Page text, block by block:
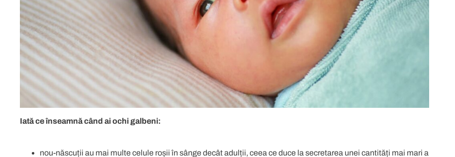
Iată ce înseamnă când ai ochi galbeni:
nou-născuții au mai multe celule roșii în sânge decât adulții, ceea ce duce la secretarea unei cantități mai mari a